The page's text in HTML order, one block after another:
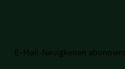
E-Mail-Neuigkeiten